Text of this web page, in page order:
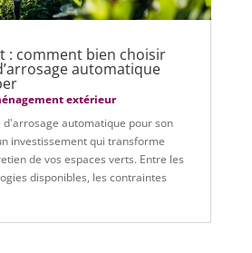
: comment bien choisir
automatique
extérieur
d'arrosage automatique pour son
investissement qui transforme
de vos espaces verts. Entre les
disponibles, les contraintes